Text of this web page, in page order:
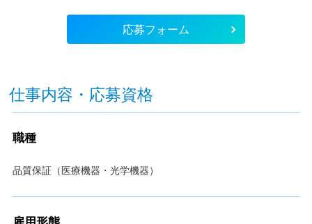
応募フォーム
仕事内容・応募資格
職種
品質保証（医療機器・光学機器）